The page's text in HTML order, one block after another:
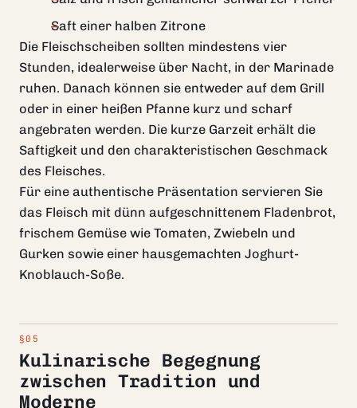
Saft einer halben Zitrone
Die Fleischscheiben sollten mindestens vier
Stunden, idealerweise über Nacht, in der Marinade
ruhen. Danach können sie entweder auf dem Grill
oder in einer heißen Pfanne kurz und scharf
angebraten werden. Die kurze Garzeit erhält die
Saftigkeit und den charakteristischen Geschmack
des Fleisches.
Für eine authentische Präsentation servieren Sie
das Fleisch mit dünn aufgeschnittenem Fladenbrot,
frischem Gemüse wie Tomaten, Zwiebeln und
Gurken sowie einer hausgemachten Joghurt-
Knoblauch-Soße.
Kulinarische Begegnung
zwischen Tradition und
Moderne